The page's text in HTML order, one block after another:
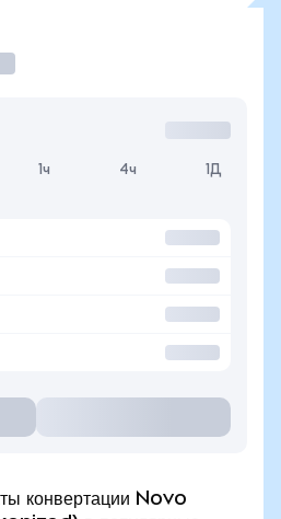
1ч 4ч 1Д
конвертации Novo